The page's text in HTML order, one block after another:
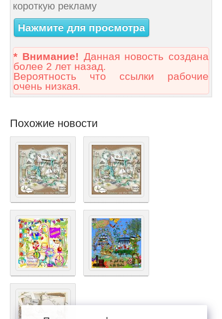
короткую рекламу
Нажмите для просмотра
* Внимание! Данная новость создана
более 2 лет назад.
Вероятность что ссылки рабочие
очень низкая.
Похожие новости